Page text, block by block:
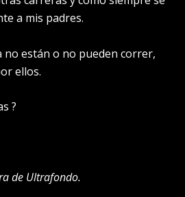
a mis padres.
no están o no pueden correr,
ellos.
?
de Ultrafondo.